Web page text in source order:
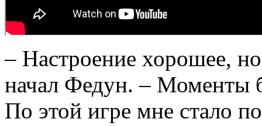
– Настроение хорошее,
начал Федун. – Моменты
По этой игре мне стало